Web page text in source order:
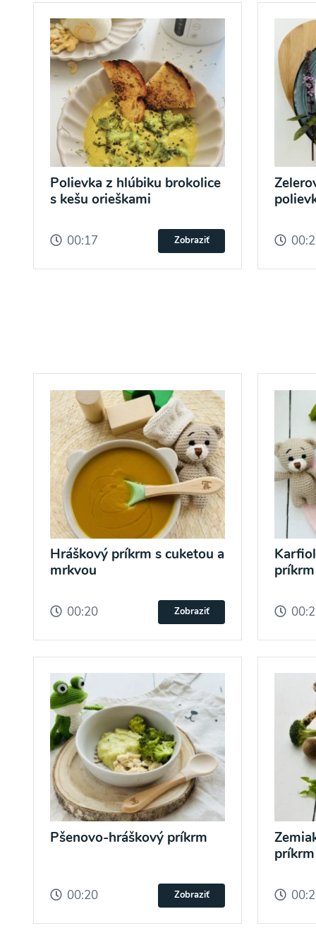
Polievka z hlúbiku brokolice
s kešu orieškami
00:17 Zobraziť
Hráškový príkrm s cuketou a
mrkvou
00:20 Zobraziť
Pšenovo-hráškový príkrm
00:20 Zobraziť